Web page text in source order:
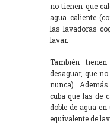
no tienen que
agua caliente
las lavadoras
lavar.
También
desaguar, que
nunca).
cuba que las de
doble de agua
equivalente de